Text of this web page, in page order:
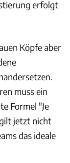
erfolgt
Köpfe aber
muss ein
Formel "Je
jetzt nicht
das ideale